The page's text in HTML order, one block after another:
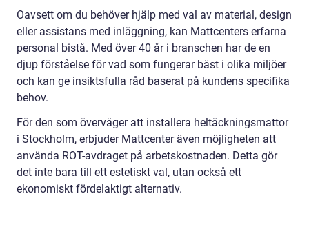
Oavsett om du behöver hjälp med val av material, design
eller assistans med inläggning, kan Mattcenters erfarna
personal bistå. Med över 40 år i branschen har de en
djup förståelse för vad som fungerar bäst i olika miljöer
och kan ge insiktsfulla råd baserat på kundens specifika
behov.
För den som överväger att installera heltäckningsmattor
i Stockholm, erbjuder Mattcenter även möjligheten att
använda ROT-avdraget på arbetskostnaden. Detta gör
det inte bara till ett estetiskt val, utan också ett
ekonomiskt fördelaktigt alternativ.